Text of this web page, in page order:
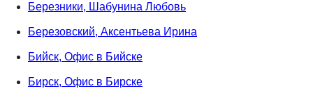
Березники, Шабунина Любовь
Березовский, Аксентьева Ирина
Бийск, Офис в Бийске
Бирск, Офис в Бирске